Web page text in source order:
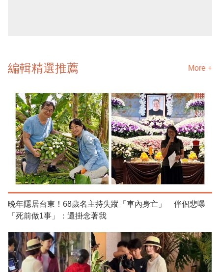
編輯精選推薦 More +
晚年隱居台東！68歲名主持失蹤「車內身亡」 伴侶悲曝
「死前做1事」：還掛念著我